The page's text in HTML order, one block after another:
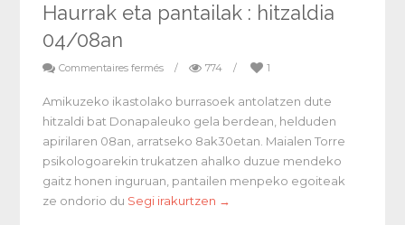
Haurrak eta pantailak : hitzaldia
04/08an
Commentaires fermés / 774 / 1
Amikuzeko ikastolako burrasoek antolatzen dute
hitzaldi bat Donapaleuko gela berdean, helduden
apirilaren 08an, arratseko 8ak30etan. Maialen Torre
psikologoarekin trukatzen ahalko duzue mendeko
gaitz honen inguruan, pantailen menpeko egoiteak
ze ondorio du Segi irakurtzen →